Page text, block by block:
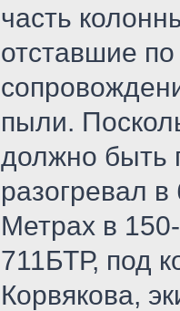
часть
отставшие
пыли.
должно быть
разогревал
Метрах в
711БТР, под
Корвякова,